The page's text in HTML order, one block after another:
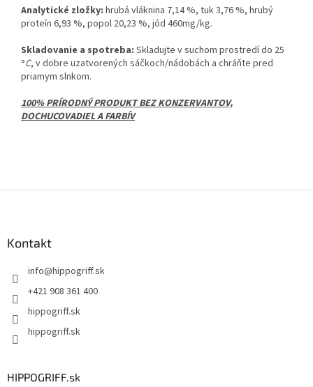
Analytické zložky: hrubá vláknina 7,14 %, tuk 3,76 %, hrubý
proteín 6,93 %, popol 20,23 %, jód 460mg/kg.
Skladovanie a spotreba: Skladujte v suchom prostredí do 25
°C, v dobre uzatvorených sáčkoch/nádobách a chráňte pred
priamym slnkom.
100% PRÍRODNÝ PRODUKT BEZ KONZERVANTOV,
DOCHUCOVADIEL A FARBÍV
Kontakt
info@hippogriff.sk
+421 908 361 400
hippogriff.sk
hippogriff.sk
HIPPOGRIFF.sk